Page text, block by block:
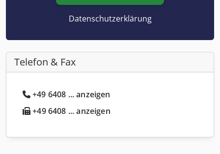
Datenschutzerklärung
Telefon & Fax
+49 6408 ... anzeigen
+49 6408 ... anzeigen